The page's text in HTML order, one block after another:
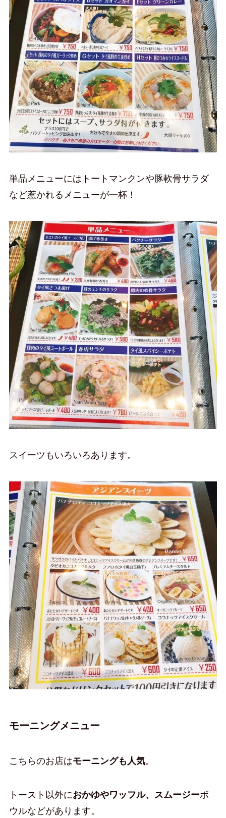
単品メニューにはトートマンクンや豚軟骨サラダ
など惹かれるメニューが一杯！
スイーツもいろいろあります。
モーニングメニュー
こちらのお店はモーニングも人気。
トースト以外におかゆやワッフル、スムージーボ
ウルなどがあります。